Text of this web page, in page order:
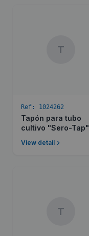
T
Ref: 1024262
Tapón para tubo
cultivo "Sero-Tap"
View detail
T